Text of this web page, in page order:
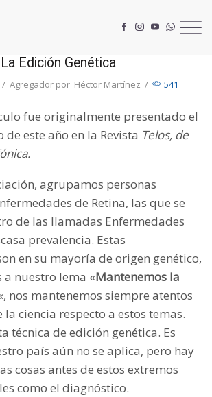
La Edición Genética
/ Agregador por Héctor Martínez / 541
fue originalmente presentado el
este año en la Revista Telos, de
agrupamos personas
de Retina, las que se
de las llamadas Enfermedades
prevalencia. Estas
en su mayoría de origen genético,
nuestro lema «Mantenemos la
nos mantenemos siempre atentos
la ciencia respecto a estos temas.
técnica de edición genética. Es
país aún no se aplica, pero hay
cosas antes de estos extremos
como el diagnóstico.